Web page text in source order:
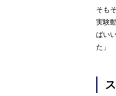
そも
実験
ばい
た」